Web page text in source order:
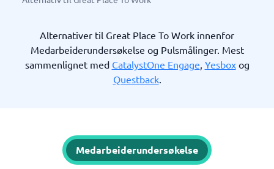
Alternativer til Great Place To Work innenfor
Medarbeiderundersøkelse og Pulsmålinger. Mest
sammenlignet med CatalystOne Engage, Yesboxog
Questback.
Medarbeiderundersøkelse